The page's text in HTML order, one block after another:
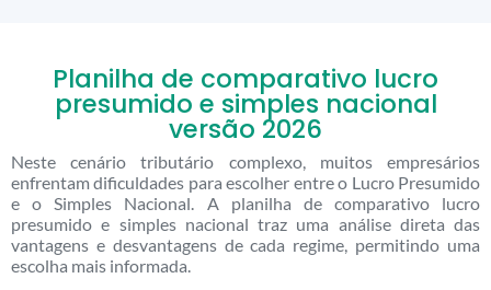
Planilha de comparativo lucro
presumido e simples nacional
versão 2026
Neste cenário tributário complexo, muitos empresários
enfrentam dificuldades para escolher entre o Lucro Presumido
e o Simples Nacional. A planilha de comparativo lucro
presumido e simples nacional traz uma análise direta das
vantagens e desvantagens de cada regime, permitindo uma
escolha mais informada.